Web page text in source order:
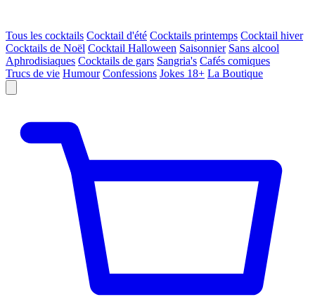
Tous les cocktails Cocktail d'été Cocktails printemps Cocktail hiver
Cocktails de Noël Cocktail Halloween Saisonnier Sans alcool
Aphrodisiaques Cocktails de gars Sangria's Cafés comiques
Trucs de vie Humour Confessions Jokes 18+ La Boutique